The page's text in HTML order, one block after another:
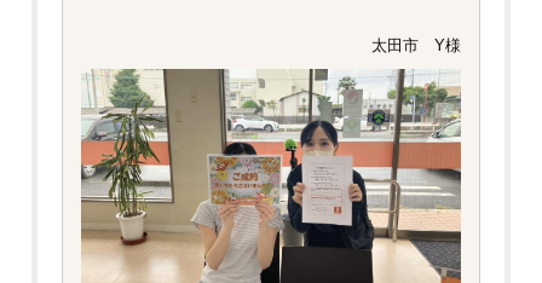
太田市 Y様